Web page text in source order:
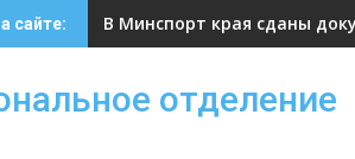
сайте: В Минспорт края сданы
отделение